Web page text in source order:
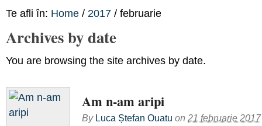
Te afli în: Home / 2017 / februarie
Archives by date
You are browsing the site archives by date.
Am n-am aripi
By Luca Ștefan Ouatu on 21 februarie 2017